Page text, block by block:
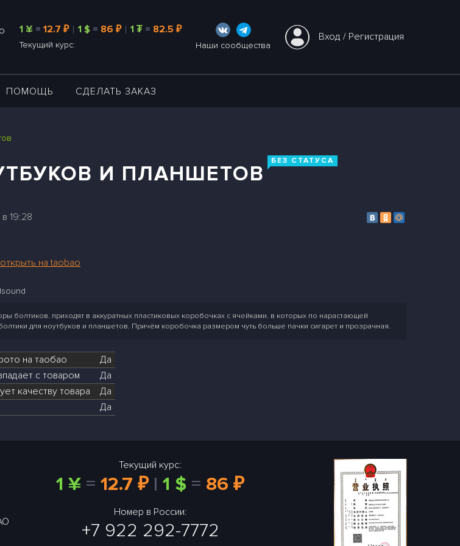
1 ¥ = 12.7 ₽ 1 $ = 86 ₽ 1 ₮= 82.5 ₽
Текущий курс: Наши сообщества
Вход / Регистрация
ПОМОЩЬ СДЕЛАТЬ ЗАКАЗ
И ПЛАНШЕТОВ
БЕЗ СТАТУСА
19:28
открыть на taobao
болтиков. приходят в аккуратных пластиковых коробочках с ячейками. в которых по нарастающей
для ноутбуков и планшетов. Причём коробочка размером чуть больше пачки сигарет и прозрачная.
на таобао
Да
с товаром
Да
качеству товара
Да
Да
Текущий курс:
1 ¥ = 12.7 ₽ | 1 $ = 86 ₽
Номер в России:
+7 922 292-7772